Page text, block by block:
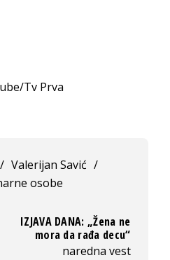
Tv Prva
/ Valerijan Savić /
osobe
IZJAVA DANA: „Žena ne
mora da rađa decu“
naredna vest